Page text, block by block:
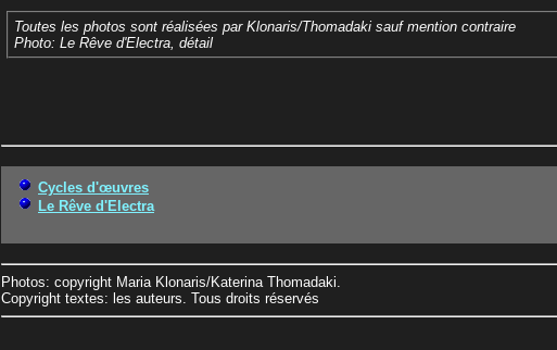
Toutes les photos sont réalisées par Klonaris/Thomadaki sauf mention contraire
Photo: Le Rêve d'Electra, détail
Cycles d'œuvres
Le Rêve d'Electra
Photos: copyright Maria Klonaris/Katerina Thomadaki.
Copyright textes: les auteurs. Tous droits réservés